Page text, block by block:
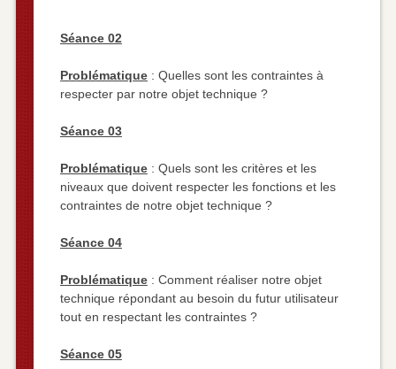
Séance 02
Problématique: Quelles sont les contraintes à
respecter par notre objet technique ?
Séance 03
Problématique: Quels sont les critères et les
niveaux que doivent respecter les fonctions et les
contraintes de notre objet technique ?
Séance 04
Problématique: Comment réaliser notre objet
technique répondant au besoin du futur utilisateur
tout en respectant les contraintes ?
Séance 05